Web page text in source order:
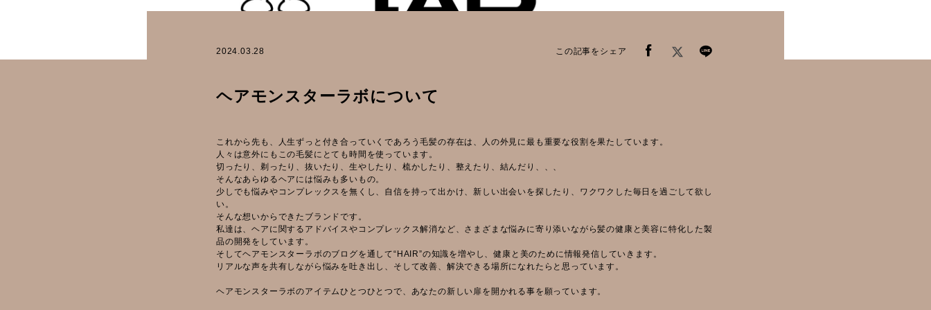
2024.03.28 この記事をシェア
ヘアモンスターラボについて
これから先も、人生ずっと付き合っていくであろう毛髪の存在は、人の外見に最も重要な役割を果たしています。
人々は意外にもこの毛髪にとても時間を使っています。
切ったり、剃ったり、抜いたり、生やしたり、梳かしたり、整えたり、結んだり、、、
そんなあらゆるヘアには悩みも多いもの。
少しでも悩みやコンプレックスを無くし、自信を持って出かけ、新しい出会いを探したり、ワクワクした毎日を過ごして欲し
い。
そんな想いからできたブランドです。
私達は、ヘアに関するアドバイスやコンプレックス解消など、さまざまな悩みに寄り添いながら髪の健康と美容に特化した製
品の開発をしています。
そしてヘアモンスターラボのブログを通して“HAIR”の知識を増やし、健康と美のために情報発信していきます。
リアルな声を共有しながら悩みを吐き出し、そして改善、解決できる場所になれたらと思っています。
ヘアモンスターラボのアイテムひとつひとつで、あなたの新しい扉を開かれる事を願っています。